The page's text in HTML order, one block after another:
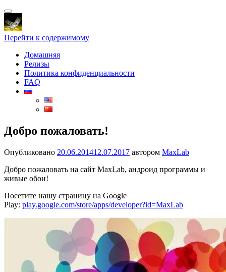
Показать/
Скрыть
навигацию
Перейти к содержимому
Домашняя
Релизы
Политика конфиденциальности
FAQ
Добро пожаловать!
Опубликовано 20.06.201412.07.2017 автором MaxLab
Добро пожаловать на сайт MaxLab, андроид программы и
живые обои!
Посетите нашу страницу на Google
Play: play.google.com/store/apps/developer?id=MaxLab